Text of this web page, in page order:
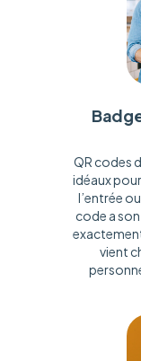
QR codes
idéaux
l’entrée
code a
vient